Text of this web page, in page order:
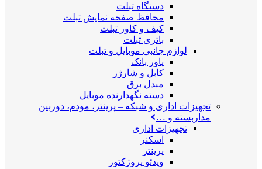
دستگاه تبلت
محافظ صفحه نمایش تبلت
کیف و کاور تبلت
باتری تبلت
لوازم جانبی موبایل و تبلت
پاور بانک
کابل و شارژر
مبدل برق
دسته نگهدارنده موبایل
تجهیزات اداری و شبکه – پرینتر، مودم، دوربین
مداربسته و …
تجهیزات اداری
اسکنر
پرینتر
ویدئو پروژکتور